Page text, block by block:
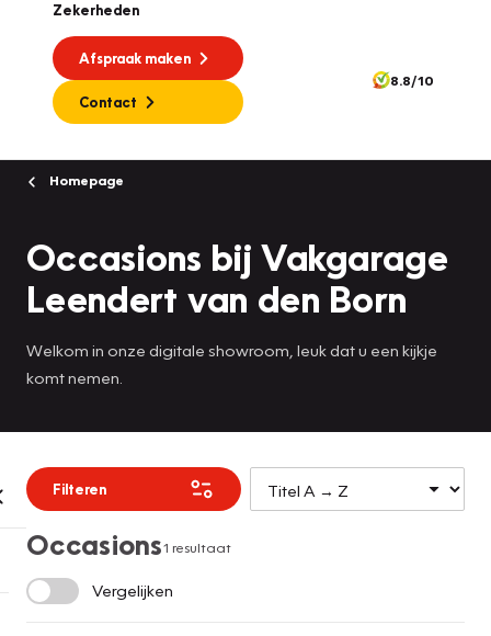
Zekerheden
Afspraak maken
Contact
8.8/10
Homepage
Occasions bij Vakgarage
Leendert van den Born
Welkom in onze digitale showroom, leuk dat u een kijkje
komt nemen.
Filteren
Occasions1 resultaat
Vergelijken